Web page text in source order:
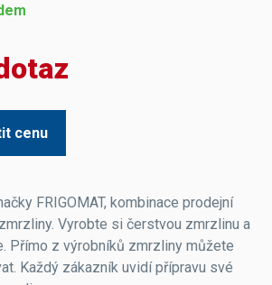
cenu
FRIGOMAT, kombinace prodejní
Vyrobte si čerstvou zmrzlinu a
Přímo z výrobníků zmrzliny můžete
Každý zákazník uvidí přípravu své